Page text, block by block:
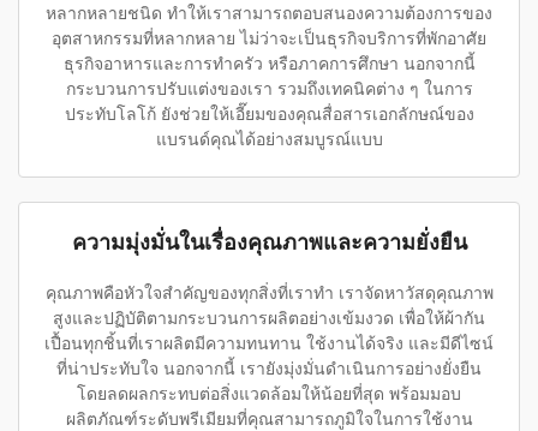
หลากหลายชนิด ทำให้เราสามารถตอบสนองความต้องการของ
อุตสาหกรรมที่หลากหลาย ไม่ว่าจะเป็นธุรกิจบริการที่พักอาศัย
ธุรกิจอาหารและการทำครัว หรือภาคการศึกษา นอกจากนี้
กระบวนการปรับแต่งของเรา รวมถึงเทคนิคต่าง ๆ ในการ
ประทับโลโก้ ยังช่วยให้เอี๊ยมของคุณสื่อสารเอกลักษณ์ของ
แบรนด์คุณได้อย่างสมบูรณ์แบบ
ความมุ่งมั่นในเรื่องคุณภาพและความยั่งยืน
คุณภาพคือหัวใจสำคัญของทุกสิ่งที่เราทำ เราจัดหาวัสดุคุณภาพ
สูงและปฏิบัติตามกระบวนการผลิตอย่างเข้มงวด เพื่อให้ผ้ากัน
เปื้อนทุกชิ้นที่เราผลิตมีความทนทาน ใช้งานได้จริง และมีดีไซน์
ที่น่าประทับใจ นอกจากนี้ เรายังมุ่งมั่นดำเนินการอย่างยั่งยืน
โดยลดผลกระทบต่อสิ่งแวดล้อมให้น้อยที่สุด พร้อมมอบ
ผลิตภัณฑ์ระดับพรีเมียมที่คุณสามารถภูมิใจในการใช้งาน